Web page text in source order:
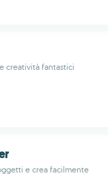
creatività fantastici
e crea facilmente